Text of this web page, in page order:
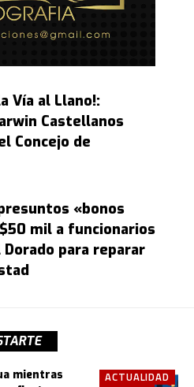
Vía al Llano!:
Castellanos
Concejo de
«bonos
mil a funcionarios
para reparar
ACTUALIDAD
mientras